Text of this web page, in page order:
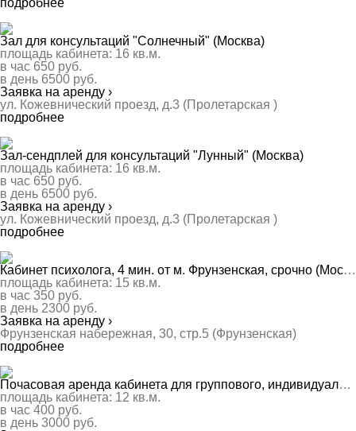
подробнее
Зал для консультаций "Солнечный" (Москва)
площадь кабинета: 16 кв.м.
в час 650 руб.
в день 6500 руб.
Заявка на аренду ›
ул. Кожевнический проезд, д.3 (Пролетарская )
подробнее
Зал-сендплей для консультаций "Лунный" (Москва)
площадь кабинета: 16 кв.м.
в час 650 руб.
в день 6500 руб.
Заявка на аренду ›
ул. Кожевнический проезд, д.3 (Пролетарская )
подробнее
Кабинет психолога, 4 мин. от м. Фрунзенская, срочно (Москва)
площадь кабинета: 15 кв.м.
в час 350 руб.
в день 2300 руб.
Заявка на аренду ›
Фрунзенская набережная, 30, стр.5 (Фрунзенская)
подробнее
Почасовая аренда кабинета для группового, индивидуального, детского консультирования. (Москва)
площадь кабинета: 12 кв.м.
в час 400 руб.
в день 3000 руб.